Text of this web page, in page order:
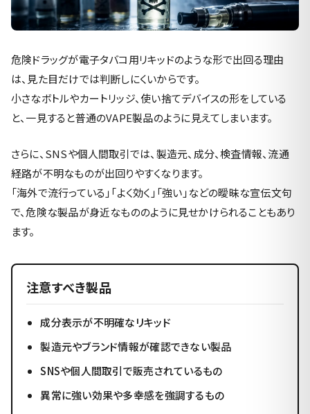
危険ドラッグが電子タバコ用リキッドのような形で出回る理由
は、見た目だけでは判断しにくいからです。
小さなボトルやカートリッジ、使い捨てデバイスの形をしている
と、一見すると普通のVAPE製品のように見えてしまいます。
さらに、SNSや個人間取引では、製造元、成分、検査情報、流通
経路が不明なものが出回りやすくなります。
「海外で流行っている」「よく効く」「強い」などの曖昧な宣伝文句
で、危険な製品が身近なもののように見せかけられることもあり
ます。
注意すべき製品
成分表示が不明確なリキッド
製造元やブランド情報が確認できない製品
SNSや個人間取引で販売されているもの
異常に強い効果や多幸感を強調するもの